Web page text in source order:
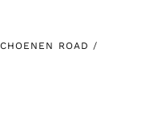
ROAD /